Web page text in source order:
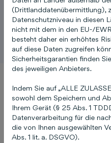
Das Örtliche Online
Das Örtliche Print
Das Telefonbuch Online
Das Telefonbuch Print
(Drittlanddatenübermittlung),
Datenschutzniveau in diesen
nicht mit dem in den EU-/
besteht daher ein erhöhtes
auf diese Daten zugreifen
Sicherheitsgarantien finden
des jeweiligen Anbieters.
Indem Sie auf „ALLE
sowohl dem Speichern und
Ihrem Gerät (§ 25 Abs. 1
Datenverarbeitung für die
die von Ihnen ausgewählten
Abs. 1 lit. a. DSGVO).